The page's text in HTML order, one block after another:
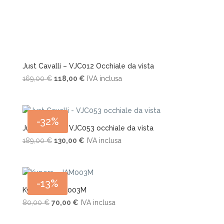
Just Cavalli – VJC012 Occhiale da vista
169,00€ Il
era:
169,00 €.
118,00 €Il
è:
118,00 €.
IVA inclusa
-32%
Just Cavalli – VJC053 occhiale da vista
189,00€ Il
era:
189,00 €.
130,00 €Il
è:
130,00 €.
IVA inclusa
-13%
Kypers – JAM003M
80,00€ Il
70,00 €IlIVA inclusa